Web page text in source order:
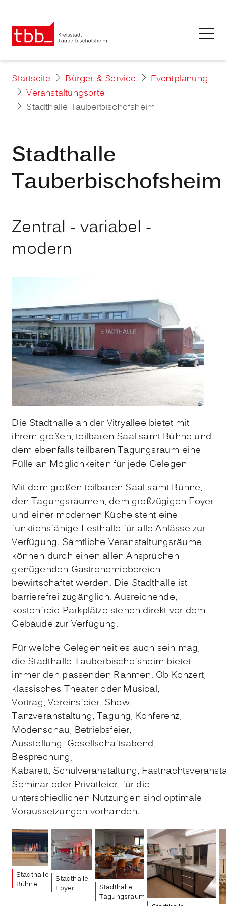
Startseite Bürger & Service
Eventplanung
Veranstaltungsorte
Stadthalle Tauberbischofsheim
Stadthalle
Tauberbischofsheim
Zentral - variabel -
modern
Die Stadthalle an der Vitryallee bietet mit
ihrem großen, teilbaren Saal samt Bühne und
dem ebenfalls teilbaren Tagungsraum eine
Fülle an Möglichkeiten für jede Gelegen
Mit dem großen teilbaren Saal samt Bühne,
den Tagungsräumen, dem großzügigen Foyer
und einer modernen Küche steht eine
funktionsfähige Festhalle für alle Anlässe zur
Verfügung. Sämtliche Veranstaltungsräume
können durch einen allen Ansprüchen
genügenden Gastronomiebereich
bewirtschaftet werden. Die Stadthalle ist
barrierefrei zugänglich. Ausreichende,
kostenfreie Parkplätze stehen direkt vor dem
Gebäude zur Verfügung.
Für welche Gelegenheit es auch sein mag,
die Stadthalle Tauberbischofsheim bietet
immer den passenden Rahmen. Ob Konzert,
klassisches Theater oder Musical,
Vortrag, Vereinsfeier, Show,
Tanzveranstaltung, Tagung, Konferenz,
Modenschau, Betriebsfeier,
Ausstellung, Gesellschaftsabend,
Besprechung,
Kabarett, Schulveranstaltung,
Seminar oder Privatfeier, für die
unterschiedlichen Nutzungen sind optimale
Voraussetzungen vorhanden.
Stadthalle
Bühne
Stadthalle
Foyer
Stadthalle
Tagungsraum